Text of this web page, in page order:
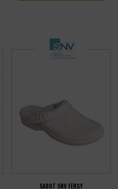
SABOT SNV FERGY